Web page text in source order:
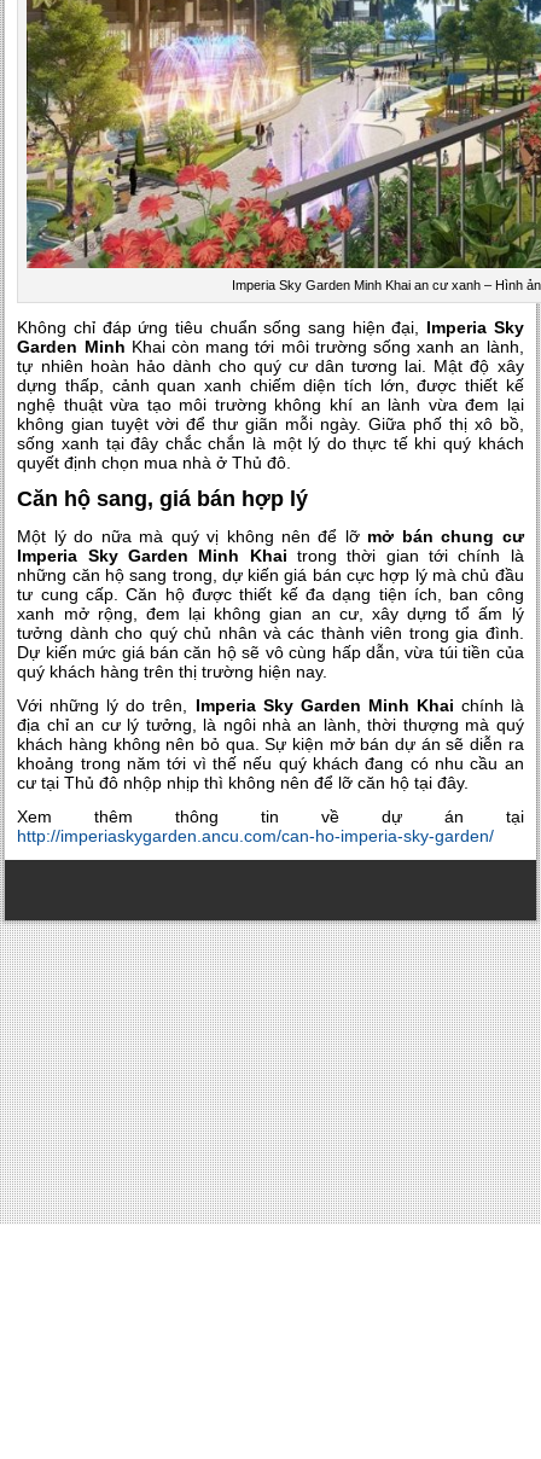
Imperia Sky Garden Minh Khai an cư xanh – Hình
Không chỉ đáp ứng tiêu chuẩn sống sang hiện đại, Imperia Sky
Garden Minh Khai còn mang tới môi trường sống xanh an lành,
tự nhiên hoàn hảo dành cho quý cư dân tương lai. Mật độ xây
dựng thấp, cảnh quan xanh chiếm diện tích lớn, được thiết kế
nghệ thuật vừa tạo môi trường không khí an lành vừa đem lại
không gian tuyệt vời để thư giãn mỗi ngày. Giữa phố thị xô bồ,
sống xanh tại đây chắc chắn là một lý do thực tế khi quý khách
quyết định chọn mua nhà ở Thủ đô.
Căn hộ sang, giá bán hợp lý
Một lý do nữa mà quý vị không nên để lỡ mở bán chung cư
Imperia Sky Garden Minh Khai trong thời gian tới chính là
những căn hộ sang trong, dự kiến giá bán cực hợp lý mà chủ đầu
tư cung cấp. Căn hộ được thiết kế đa dạng tiện ích, ban công
xanh mở rộng, đem lại không gian an cư, xây dựng tổ ấm lý
tưởng dành cho quý chủ nhân và các thành viên trong gia đình.
Dự kiến mức giá bán căn hộ sẽ vô cùng hấp dẫn, vừa túi tiền của
quý khách hàng trên thị trường hiện nay.
Với những lý do trên, Imperia Sky Garden Minh Khai chính là
địa chỉ an cư lý tưởng, là ngôi nhà an lành, thời thượng mà quý
khách hàng không nên bỏ qua. Sự kiện mở bán dự án sẽ diễn ra
khoảng trong năm tới vì thế nếu quý khách đang có nhu cầu an
cư tại Thủ đô nhộp nhịp thì không nên để lỡ căn hộ tại đây.
Xem thêm thông tin về dự án tại
http://imperiaskygarden.ancu.com/can-ho-imperia-sky-garden/